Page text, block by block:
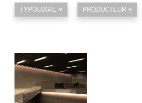
TYPOLOGIE PRODUCTEUR